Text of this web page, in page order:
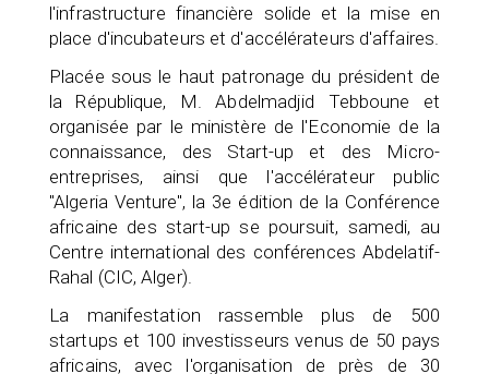
l'infrastructure financière solide et la mise en
place d'incubateurs et d'accélérateurs d'affaires.
Placée sous le haut patronage du président de
la République, M. Abdelmadjid Tebboune et
organisée par le ministère de l'Economie de la
connaissance, des Start-up et des Micro-
entreprises, ainsi que l'accélérateur public
"Algeria Venture", la 3e édition de la Conférence
africaine des start-up se poursuit, samedi, au
Centre international des conférences Abdelatif-
Rahal (CIC, Alger).
La manifestation rassemble plus de 500
startups et 100 investisseurs venus de 50 pays
africains, avec l'organisation de près de 30